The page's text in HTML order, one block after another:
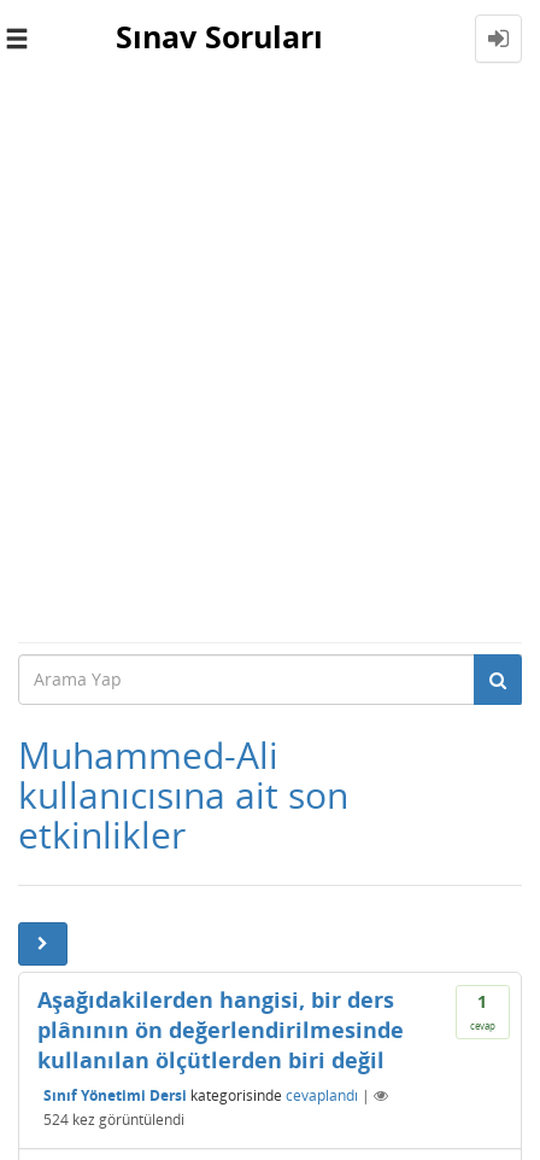
Toggle
Sınav Soruları
Muhammed-Ali
kullanıcısına ait son
etkinlikler
1
cevap
Aşağıdakilerden hangisi, bir ders
plânının ön değerlendirilmesinde
kullanılan ölçütlerden biri değil
Sınıf Yönetimi Dersi kategorisinde cevaplandı |
524 kez görüntülendi